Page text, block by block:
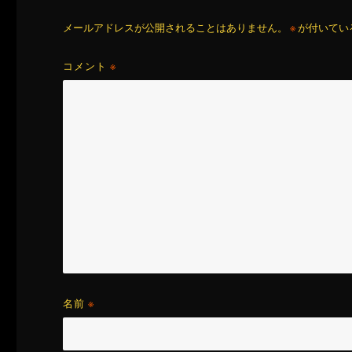
メールアドレスが公開されることはありません。 ※が付いて
コメント※
名前※